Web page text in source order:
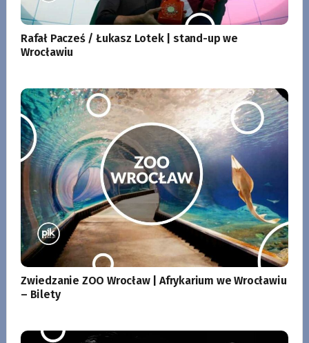
Rafał Pacześ / Łukasz Lotek | stand-up we
Wrocławiu
Zwiedzanie ZOO Wrocław | Afrykarium we Wrocławiu
– Bilety